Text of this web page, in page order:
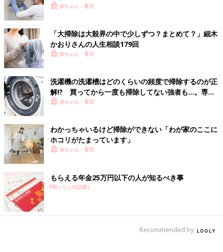
忙しくてイライラしていると家族に「も〜！！ちゃんと掃除し
て！！」と言ってしまっている気がします……。たぶんこれから
も怒ってしまうこともあるけれど、なるべく掃除にネガティブな
イメージを植え付けないように自分自身も含め、家族を育ててい
くことが大切なのですね。
そして毎日の掃除がむずかしくても、前回の記事でももせさんが
教えてくれたように“土曜日の午前中１時間だけ家族全員で家を
きれいにするイベント方式”もなかなかよさそう。お疲れ気味の
夫も、集中力がない子どもも、短時間なら巻き込みやすいです
ね。
家族の目線に立つこと。なるべくポジティブな声がけをするこ
と。なんとなくわかってはいるけれど、実行に移せていないとう
かたは多いと思います。案外、ママの掃除に対する考え方が家族
に与える影響は大きいのかもしれませんね。次回は干し方で変わ
る洗濯物の時短テクニックを教えていただきます！
（監修・ももせいづみ 文・清川優美）
け”をするべし！【時短スッキリ術＃
年末大掃除はもう古い？年末は“大片付け”をす
赤ちゃん・育児
「大掃除は大殺界の中で少しずつ？まとめて？」細木
かおりさんの人生相談179回
赤ちゃん・育児
洗濯機の洗濯槽はどのくらいの頻度で掃除するのが正
解!? 買ってから一度も掃除してない強者も…。専門
家に聞く
赤ちゃん・育児
わかっちゃいるけど掃除ができない「わが家のここに
ホコリがたまっています」
赤ちゃん・育児
もらえる年金25万円以下の人が知るべき事
PR(くらしの話題)
Recommended by